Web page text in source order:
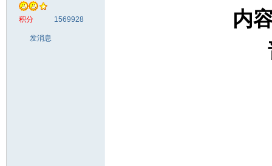
积分 1569928
发消息
内